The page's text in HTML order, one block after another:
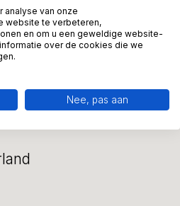
of geven advies, bel of app
23643267
analyse van onze
website te verbeteren,
en om u een geweldige website-
over de cookies die we
Nee, pas aan